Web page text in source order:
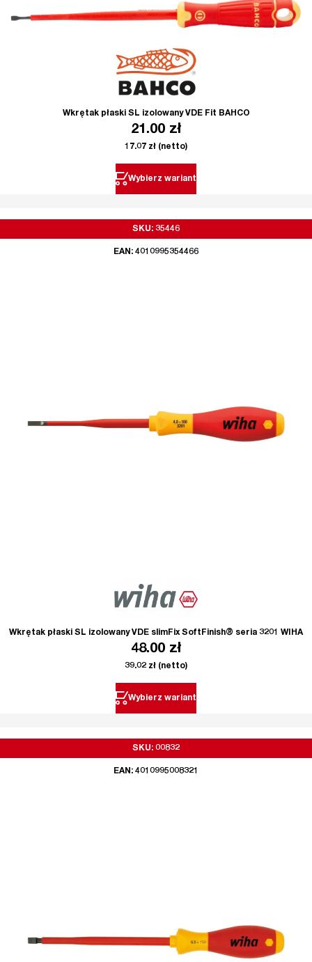
Wkrętak płaski SL izolowany VDE Fit BAHCO
21.00 zł
17.07 zł (netto)
Wybierz wariant
SKU: 35446
EAN: 4010995354466
Wkrętak płaski SL izolowany VDE slimFix SoftFinish® seria 3201 WIHA
48.00 zł
39.02 zł (netto)
Wybierz wariant
SKU: 00832
EAN: 4010995008321